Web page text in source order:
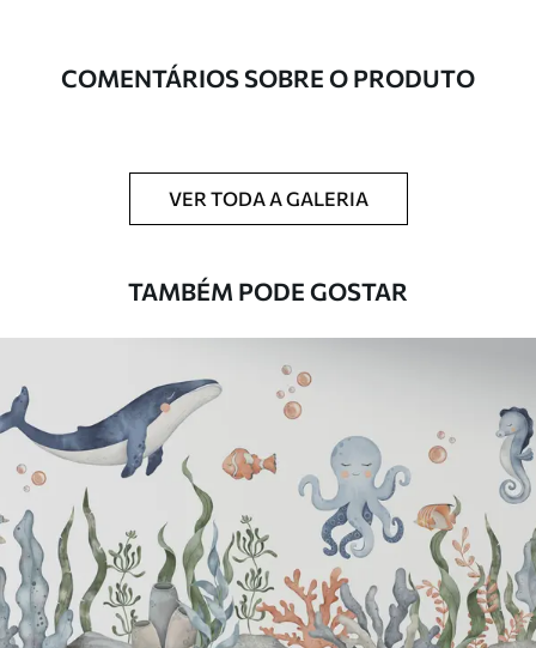
rolos de até 50 cm de largura.
revestimento de verniz podem ser limpos
com água.
Materiais disponíveis
Standard
45.00 27.00€ /m²
Premium
COMENTÁRIOS SOBRE O PRODUTO
VER TODA A GALERIA
TAMBÉM PODE GOSTAR